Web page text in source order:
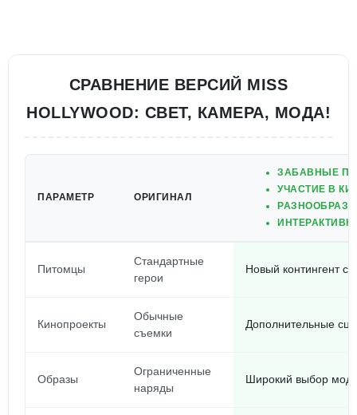
СРАВНЕНИЕ ВЕРСИЙ MISS
HOLLYWOOD: СВЕТ, КАМЕРА, МОДА!
ПАРАМЕТР ОРИГИНАЛ
ЗАБАВНЫЕ
УЧАСТИЕ В
Питомцы
Стандартные
герои
Новый контингент с
Кинопроекты
Обычные
съемки
Дополнительные
Образы
Ограниченные
наряды
Широкий выбор